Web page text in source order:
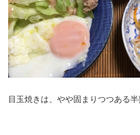
目玉焼きは、やや固まりつつある半